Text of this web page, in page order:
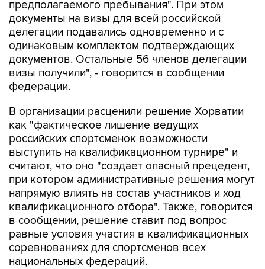
предполагаемого пребывания". При этом
документы на визы для всей российской
делегации подавались одновременно и с
одинаковым комплектом подтверждающих
документов. Остальные 56 членов делегации
визы получили", - говорится в сообщении
федерации.
В организации расценили решение Хорватии
как "фактическое лишение ведущих
российских спортсменок возможности
выступить на квалификационном турнире" и
считают, что оно "создает опасный прецедент,
при котором административные решения могут
напрямую влиять на состав участников и ход
квалификационного отбора". Также, говорится
в сообщении, решение ставит под вопрос
равные условия участия в квалификационных
соревнованиях для спортсменов всех
национальных федераций.